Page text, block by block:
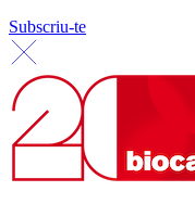
Subscriu-te